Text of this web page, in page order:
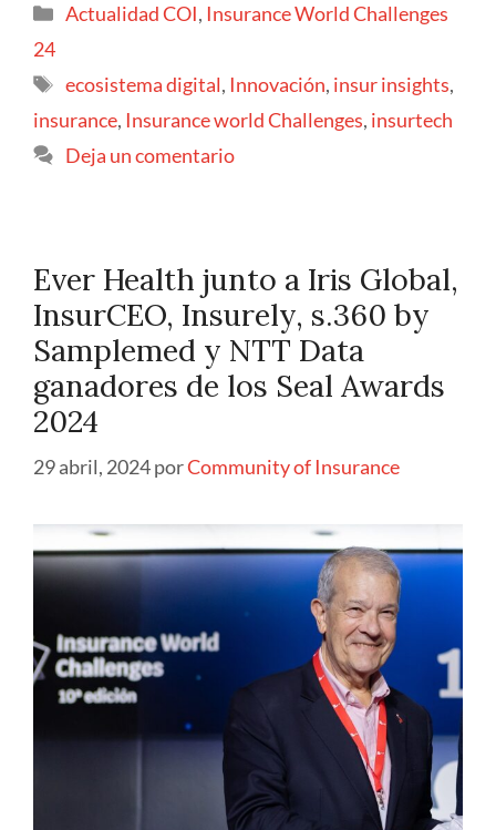
Actualidad COI, Insurance World Challenges
24
ecosistema digital, Innovación, insur insights,
insurance, Insurance world Challenges, insurtech
Deja un comentario
Ever Health junto a Iris Global,
InsurCEO, Insurely, s.360 by
Samplemed y NTT Data
ganadores de los Seal Awards
2024
29 abril, 2024porCommunity of Insurance